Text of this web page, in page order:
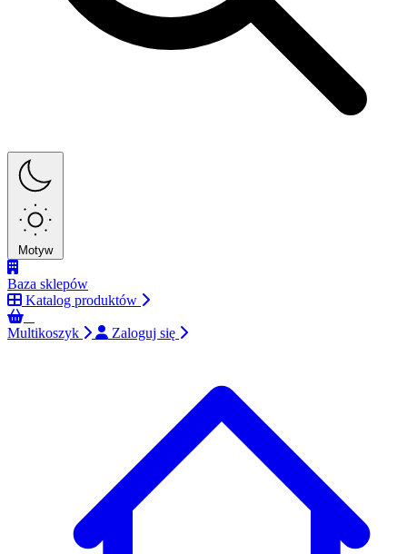
Motyw
Baza sklepów
Katalog produktów
Multikoszyk
Zaloguj się